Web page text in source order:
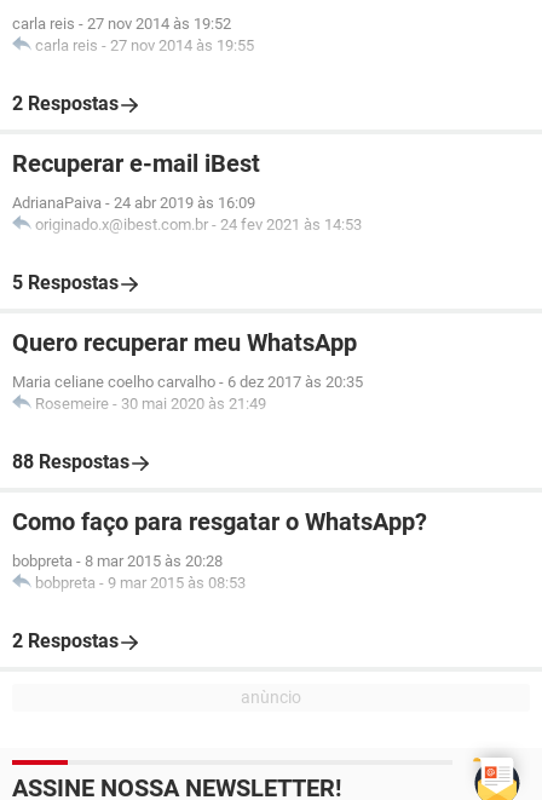
carla reis - 27 nov 2014 às 19:52
carla reis - 27 nov 2014 às 19:55
2 Respostas
Recuperar e-mail iBest
AdrianaPaiva - 24 abr 2019 às 16:09
originado.x@ibest.com.br - 24 fev 2021 às 14:53
5 Respostas
Quero recuperar meu WhatsApp
Maria celiane coelho carvalho - 6 dez 2017 às 20:35
Rosemeire - 30 mai 2020 às 21:49
88 Respostas
Como faço para resgatar o WhatsApp?
bobpreta - 8 mar 2015 às 20:28
bobpreta - 9 mar 2015 às 08:53
2 Respostas
ASSINE NOSSA NEWSLETTER!